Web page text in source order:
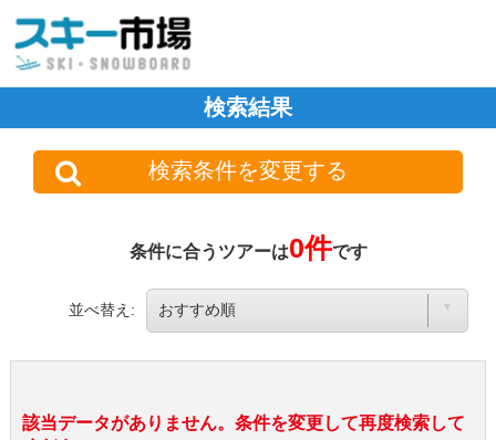
検索結果
検索条件を変更する
条件に合うツアーは0件です
並べ替え:
該当データがありません。条件を変更して再度検索して